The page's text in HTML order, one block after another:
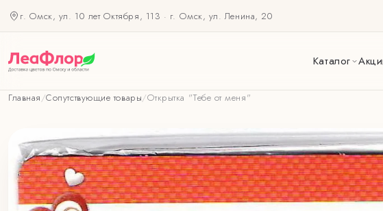
г. Омск, ул. 10 лет Октября, 113 · г. Омск, ул. Ленина, 20
Каталог
Главная/Сопутствующие товары/Открытка "Тебе от меня"